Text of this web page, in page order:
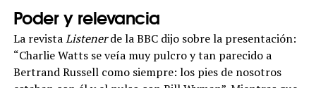
Poder y relevancia
La revistaListenerde la BBC dijo sobre la presentación:
“Charlie Watts se veía muy pulcro y tan parecido a
Bertrand Russell como siempre: los pies de nosotros